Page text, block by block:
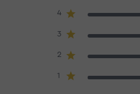
4
3
2
1